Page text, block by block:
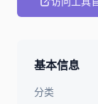
基本信息
分类